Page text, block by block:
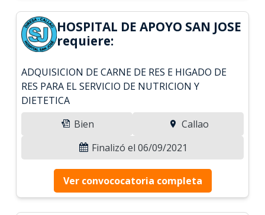
HOSPITAL DE APOYO SAN JOSE
requiere:
ADQUISICION DE CARNE DE RES E HIGADO DE
RES PARA EL SERVICIO DE NUTRICION Y
DIETETICA
Bien
Callao
Finalizó el 06/09/2021
Ver convococatoria completa